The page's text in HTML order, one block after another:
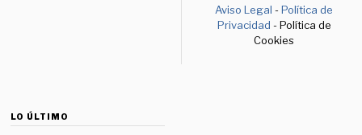
Aviso Legal -Política de
Privacidad - Política de
Cookies
LO ÚLTIMO